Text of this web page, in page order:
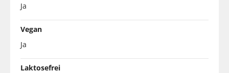
Ja
Vegan
Ja
Laktosefrei